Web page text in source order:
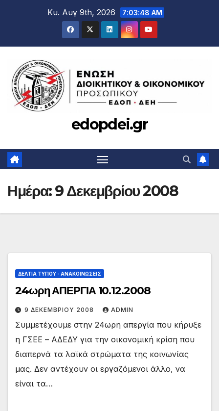
Κυ. Αυγ 9th, 2026 7:03:49 AM
edopdei.gr
Ημέρα:9 Δεκεμβρίου 2008
ΔΕΛΤΊΑ ΤΎΠΟΥ - ΑΝΑΚΟΙΝΏΣΕΙΣ
24ωρη ΑΠΕΡΓΙΑ 10.12.2008
9 ΔΕΚΕΜΒΡΊΟΥ 2008 ADMIN
Συμμετέχουμε στην 24ωρη απεργία που κήρυξε
η ΓΣΕΕ – ΑΔΕΔΥ για την οικονομική κρίση που
διαπερνά τα λαϊκά στρώματα της κοινωνίας
μας. Δεν αντέχουν οι εργαζόμενοι άλλο, να
είναι τα…